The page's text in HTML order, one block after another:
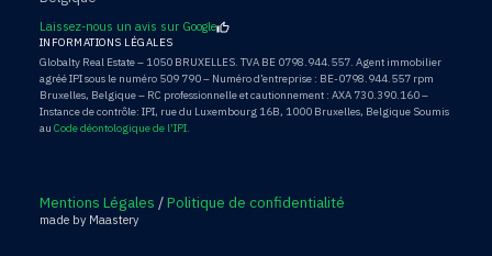
Laissez-nous un avis sur Google
INFORMATIONS LÉGALES
Globalty Real Estate – 1050 BRUXELLES. TVA BE 0798.944.557. Agent immobilier
agréé IPI sous le numéro 509 790 – Numéro d’entreprise : BE-0798.944.557 rpm
Bruxelles, Belgique – RC professionnelle et cautionnement : AXA 730.390.160 –
Instance de contrôle: IPI, rue du Luxembourg 16B, 1000 Bruxelles, Belgique Soumis
au Code déontologique de l’IPI.
Mentions Légales /Politique de confidentialité
made by Maastery